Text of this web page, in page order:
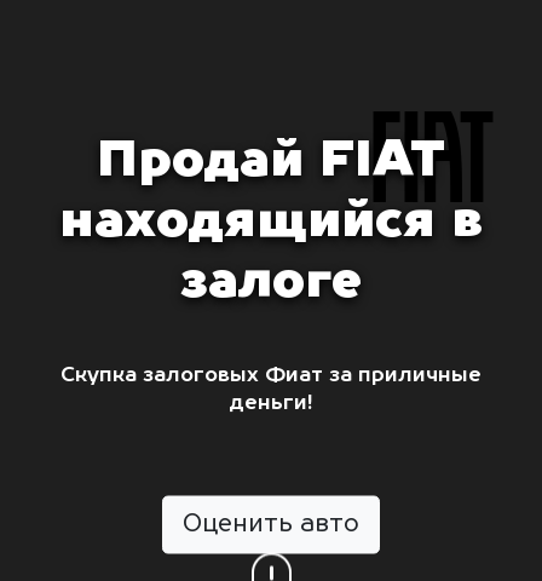
Продай FIAT
находящийся в
залоге
Скупка залоговых Фиат за приличные
деньги!
Оценить авто